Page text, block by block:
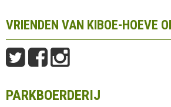
VRIENDEN VAN KIBOE-HOEVE
PARKBOERDERIJ